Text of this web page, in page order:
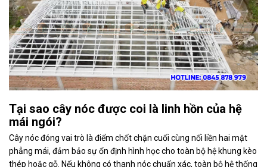
Tại sao cây nóc được coi là linh hồn của hệ
mái ngói?
Cây nóc đóng vai trò là điểm chốt chặn cuối cùng nối liền hai mặt
phẳng mái, đảm bảo sự ổn định hình học cho toàn bộ hệ khung kèo
thép hoặc gỗ. Nếu không có thanh nóc chuẩn xác, toàn bộ hệ thống